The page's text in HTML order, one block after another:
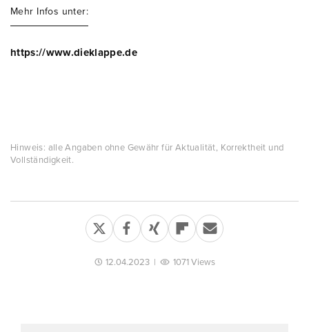
Mehr Infos unter:
https://www.dieklappe.de
Hinweis: alle Angaben ohne Gewähr für Aktualität, Korrektheit und
Vollständigkeit.
12.04.2023 | 1071 Views